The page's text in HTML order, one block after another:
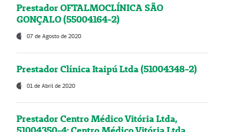
Prestador OFTALMOCLÍNICA SÃO
GONÇALO (55004164-2)
07 de Agosto de 2020
Prestador Clínica Itaipú Ltda (51004348-2)
01 de Abril de 2020
Prestador Centro Médico Vitória Ltda,